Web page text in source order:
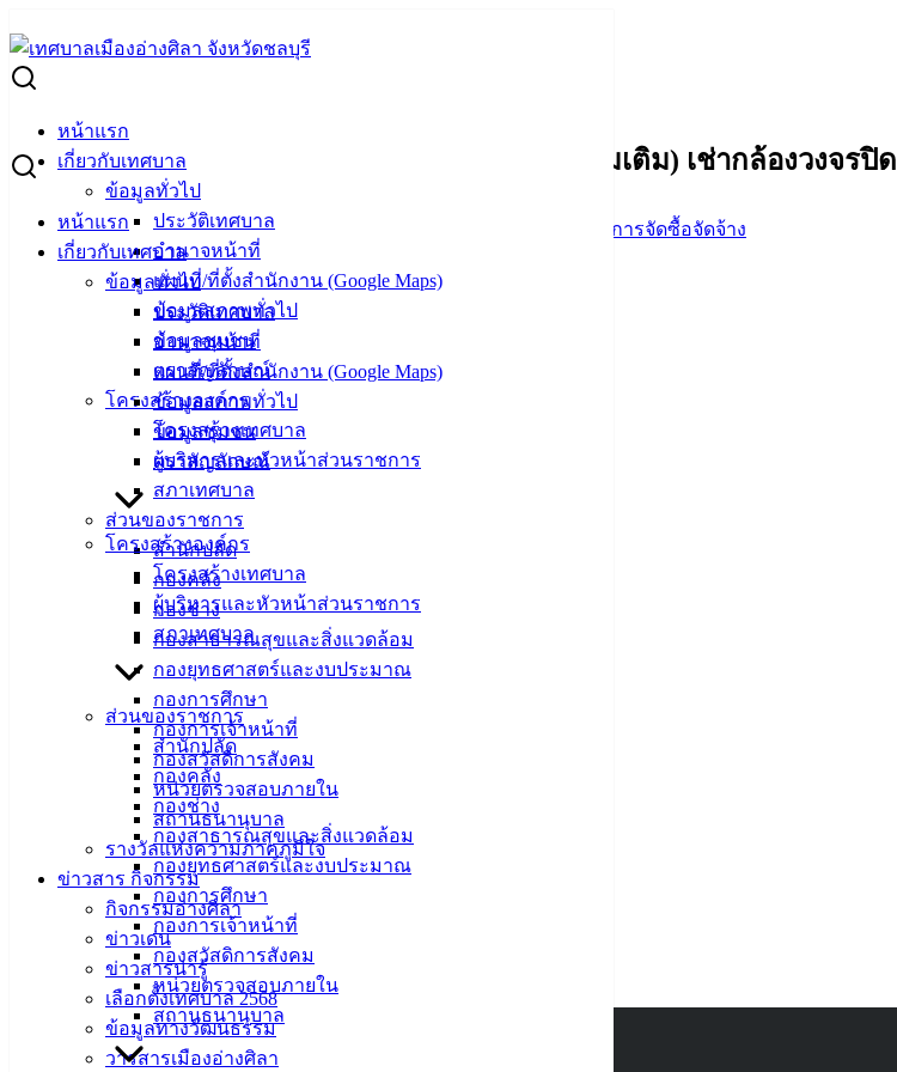
to
content
หน้าแรก
เกี่ยวกับเทศบาล
ข้อมูลทั่วไป
ประวัติเทศบาล
อำนาจหน้าที่
แผนที่/ที่ตั้งสำนักงาน (Google Maps)
ข้อมูลสภาพทั่วไป
ข้อมูลชุมชน
ตราสัญลักษณ์
โครงสร้างองค์กร
โครงสร้างเทศบาล
ผู้บริหารและหัวหน้าส่วนราชการ
สภาเทศบาล
ส่วนของราชการ
สำนักปลัด
กองคลัง
กองช่าง
กองสาธารณสุขและสิ่งแวดล้อม
กองยุทธศาสตร์และงบประมาณ
กองการศึกษา
กองการเจ้าหน้าที่
กองสวัสดิการสังคม
หน่วยตรวจสอบภายใน
สถานธนานุบาล
รางวัลแห่งความภาคภูมิใจ
ข่าวสาร กิจกรรม
กิจกรรมอ่างศิลา
ข่าวเด่น
ข่าวสารน่ารู้
เลือกตั้งเทศบาล 2568
ข้อมูลทางวัฒนธรรม
วารสารเมืองอ่างศิลา
หน้าแรก
เกี่ยวกับเทศบาล
ข้อมูลทั่วไป
ประวัติเทศบาล
อำนาจหน้าที่
แผนที่/ที่ตั้งสำนักงาน (Google Maps)
ข้อมูลสภาพทั่วไป
ข้อมูลชุมชน
ตราสัญลักษณ์
โครงสร้างองค์กร
โครงสร้างเทศบาล
ผู้บริหารและหัวหน้าส่วนราชการ
สภาเทศบาล
ส่วนของราชการ
สำนักปลัด
กองคลัง
กองช่าง
กองสาธารณสุขและสิ่งแวดล้อม
กองยุทธศาสตร์และงบประมาณ
กองการศึกษา
กองการเจ้าหน้าที่
กองสวัสดิการสังคม
หน่วยตรวจสอบภายใน
สถานธนานุบาล
Search
for:
แผนการจัดซื้อจัดจ้าง ปีงบประมาณ พ.ศ. 2569 (เพิ่มเติม) เช่ากล้องวงจรปิด
มกราคม 8, 2026มกราคม 9, 2026 แผนการจัดซื้อจัดจ้าง
แผนการจัดซื้อจัดจ้าง ปีงบประมาณ พ.ศ. 2569 (เพิ่มเติม)
เทศบาลเมืองอ่างศิลา